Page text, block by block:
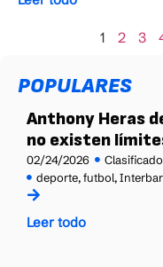
1 2 3
POPULARES
Anthony Heras
no existen
02/24/2026
deporte,futbol,
Leer todo